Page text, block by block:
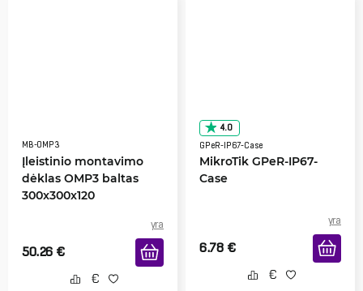
MB-OMP3
Įleistinio montavimo
dėklas OMP3 baltas
300x300x120
yra
50.26 €
4.0
GPeR-IP67-Case
MikroTik GPeR-IP67-
Case
yra
6.78 €